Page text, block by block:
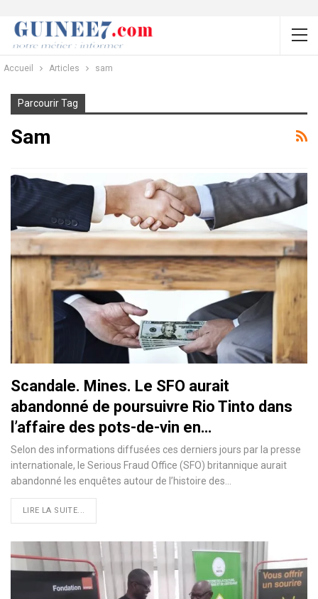
Accueil Articles sam
Parcourir Tag
Sam
Scandale. Mines. Le SFO aurait
abandonné de poursuivre Rio Tinto dans
l’affaire des pots-de-vin en…
Selon des informations diffusées ces derniers jours par la presse
internationale, le Serious Fraud Office (SFO) britannique aurait
abandonné les enquêtes autour de l’histoire des…
LIRE LA SUITE...